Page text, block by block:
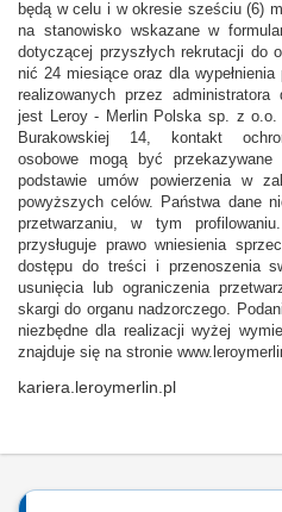
będą w celu i w okresie sześciu (6)
na stanowisko wskazane w
dotyczącej przyszłych rekrutacji do
nić 24 miesiące oraz dla
realizowanych przez administratora
jest Leroy - Merlin Polska sp. z
Burakowskiej 14, kontakt
osobowe mogą być przekazywane
podstawie umów powierzenia w
powyższych celów. Państwa dane
przetwarzaniu, w tym
przysługuje prawo wniesienia
dostępu do treści i przenoszenia
usunięcia lub ograniczenia
skargi do organu nadzorczego.
niezbędne dla realizacji wyżej
znajduje się na stronie
kariera.leroymerlin.pl